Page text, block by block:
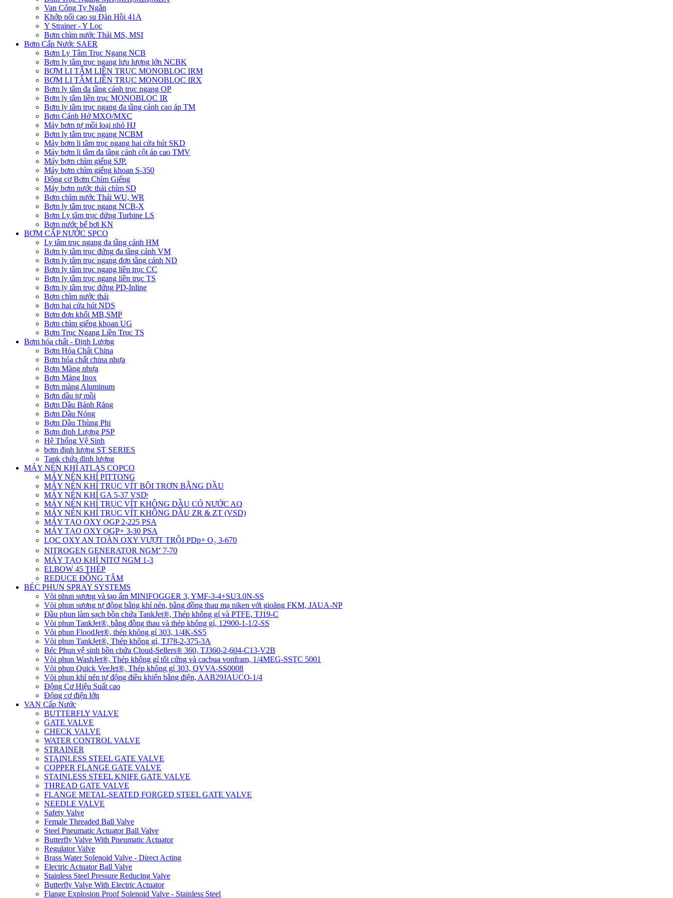
Van Cổng Ty Ngắn
Khớp nối cao su Đàn Hồi 41A
Y Strainer - Y Lọc
Bơm chìm nước Thải MS, MSI
Bơm Cấp Nước SAER
Bơm Ly Tâm Trục Ngang NCB
Bơm ly tâm trục ngang lưu lượng lớn NCBK
BƠM LI TÂM LIỀN TRỤC MONOBLOC IRM
BƠM LI TÂM LIỀN TRỤC MONOBLOC IRX
Bơm ly tâm đa tầng cánh trục ngang OP
Bơm ly tâm liền trục MONOBLOC IR
Bơm ly tâm trục ngang đa tầng cánh cao áp TM
Bơm Cánh Hở MXO/MXC
Máy bơm tự mồi loại nhỏ HJ
Bơm ly tâm trục ngang NCBM
Máy bơm li tâm trục ngang hai cửa hút SKD
​Máy bơm li tâm đa tầng cánh cột áp cao TMV
Máy bơm chìm giếng SJP.
Máy bơm chìm giếng khoan S-350
Động cơ Bơm Chìm Giếng
​Máy bơm nước thải chìm SD
Bơm chìm nước Thải WU, WR
Bơm ly tâm trục ngang NCB-X
Bơm Ly tâm trục đứng Turbine LS
Bơm nước bể bơi KN
BƠM CẤP NƯỚC SPCO
Ly tâm trục ngang đa tầng cánh HM
Bơm ly tâm trục đứng đa tầng cánh VM
Bơm ly tâm trục ngang đơn tầng cánh ND
Bơm ly tâm trục ngang liền trục CC
Bơm ly tâm trục ngang liền trục TS
Bơm ly tâm trục đứng PD-Inline
Bơm chìm nước thải
Bơm hai cửa hút NDS
Bơm đơn khối MB,SMP
Bơm chìm giếng khoan UG
Bơm Trục Ngang Liền Trục TS
Bơm hóa chất - Định Lượng
Bơm Hóa Chất China
Bơm hóa chất china nhựa
Bơm Màng nhựa
Bơm Màng Inox
Bơm màng Aluminum
Bơm dầu tự mồi
Bơm Dầu Bánh Răng
Bơm Dầu Nóng
Bơm Dầu Thùng Phi
Bơm định Lượng PSP
Hệ Thống Vệ Sinh
bơm định lượng ST SERIES
Tank chứa đinh lượng
MÁY NÉN KHÍ ATLAS COPCO
MÁY NÉN KHÍ PITTONG
MÁY NÉN KHÍ TRỤC VÍT BÔI TRƠN BẰNG DẦU
MÁY NÉN KHÍ GA 5-37 VSDˢ
MÁY NÉN KHÍ TRỤC VÍT KHÔNG DẦU CÓ NƯỚC AQ
MÁY NÉN KHÍ TRỤC VÍT KHÔNG DẦU ZR & ZT (VSD)
MÁY TẠO OXY OGP 2-225 PSA
MÁY TẠO OXY OGP+ 3-30 PSA
LỌC OXY AN TOÀN OXY VƯỢT TRỘI PDp+ O₂ 3-670
NITROGEN GENERATOR NGM⁺ 7-70
MÁY TẠO KHÍ NITƠ NGM 1-3
ELBOW 45 THÉP
REDUCE ĐỒNG TÂM
BÉC PHUN SPRAY SYSTEMS
Vòi phun sương và tạo ẩm MINIFOGGER 3, YMF-3-4+SU3.0N-SS
Vòi phun sương tự động bằng khí nén, bằng đồng thau mạ niken với gioăng FKM, JAUA-NP
Đầu phun làm sạch bồn chứa TankJet®, Thép không gỉ và PTFE, TJ19-C
Vòi phun TankJet®, bằng đồng thau và thép không gỉ, 12900-1-1/2-SS
Vòi phun FloodJet®, thép không gỉ 303, 1/4K-SS5
Vòi phun TankJet®, Thép không gỉ, TJ78-2-375-3A
Béc Phun vệ sinh bồn chứa Cloud-Sellers® 360, TJ360-2-604-C13-V2B
Vòi phun WashJet®, Thép không gỉ tôi cứng và cacbua vonfram, 1/4MEG-SSTC 5001
Vòi phun Quick VeeJet®, Thép không gỉ 303, QVVA-SS0008
Vòi phun khí nén tự động điều khiển bằng điện, AAB29JAUCO-1/4
Động Cơ Hiệu Suất cao
Động cơ điện lớn
VAN Cấp Nước
BUTTERFLY VALVE
GATE VALVE
CHECK VALVE
WATER CONTROL VALVE
STRAINER
STAINLESS STEEL GATE VALVE
COPPER FLANGE GATE VALVE
STAINLESS STEEL KNIFE GATE VALVE
THREAD GATE VALVE
FLANGE METAL-SEATED FORGED STEEL GATE VALVE
NEEDLE VALVE
Safety Valve
Female Threaded Ball Valve
Steel Pneumatic Actuator Ball Valve
Butterfly Valve With Pneumatic Actuator
Regulator Valve
Brass Water Solenoid Valve - Direct Acting
Electric Actuator Ball Valve
Stainless Steel Pressure Reducing Valve
Butterfly Valve With Electric Actuator
Flange Explosion Proof Solenoid Valve - Stainless Steel